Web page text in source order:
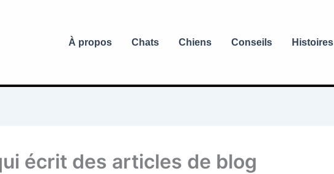
À propos Chats Chiens Conseils Histoires
écrit des articles de blog